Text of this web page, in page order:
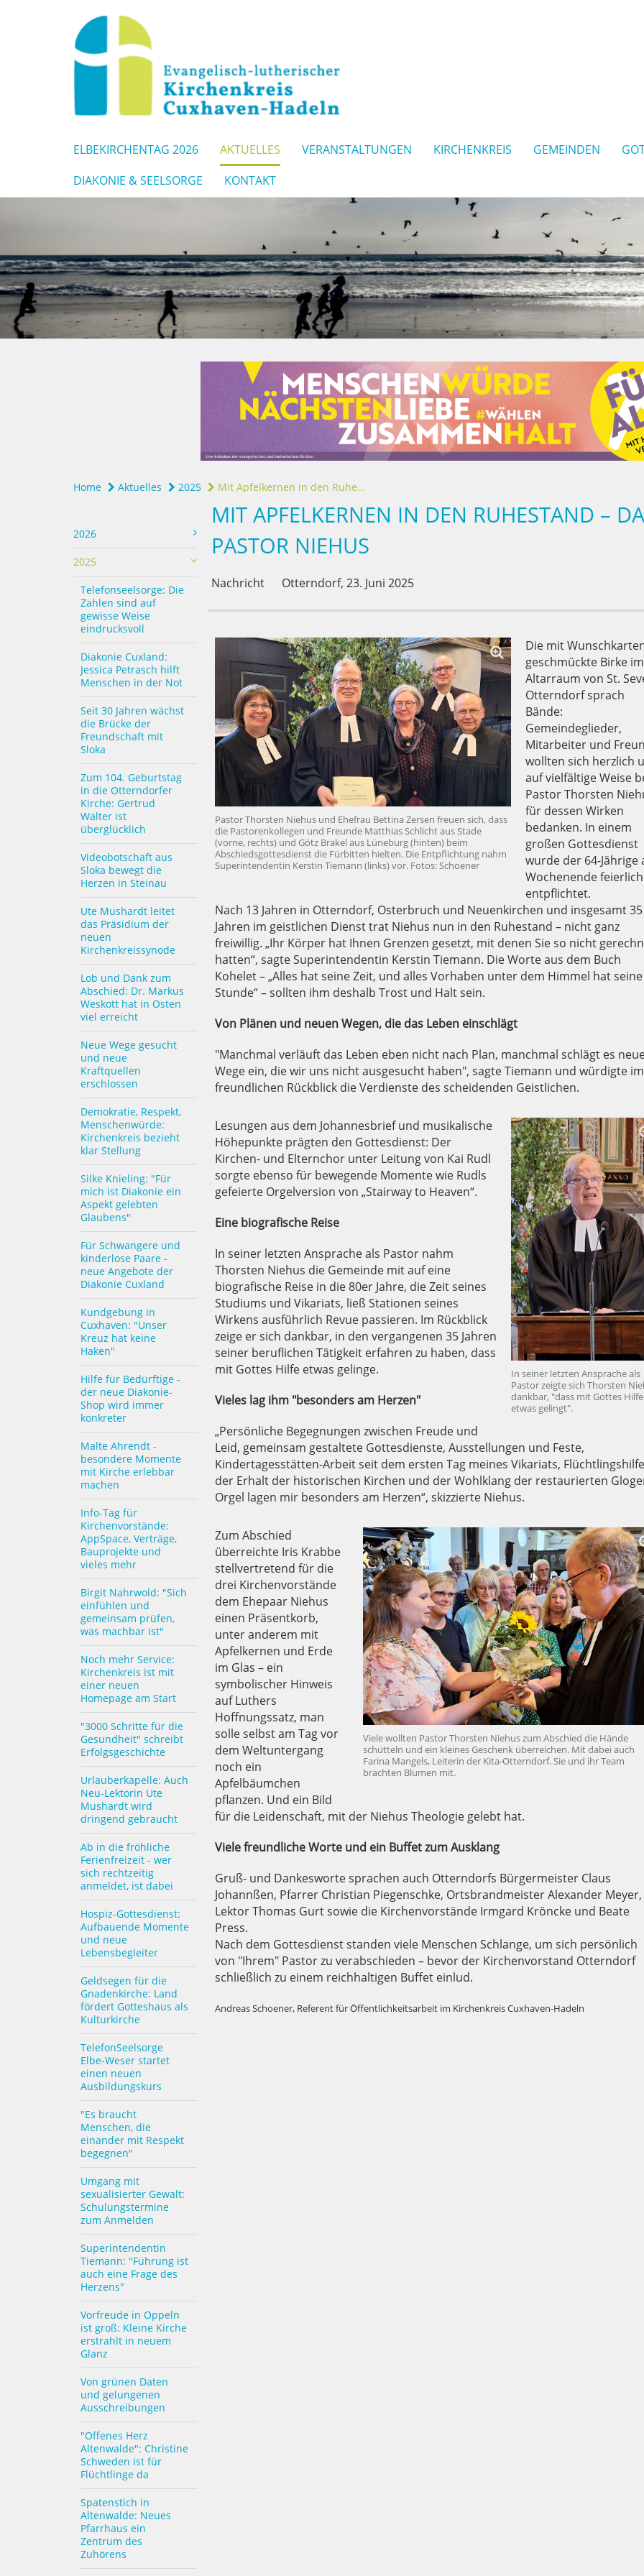
ELBEKIRCHENTAG 2026 AKTUELLES VERANSTALTUNGEN KIRCHENKREIS GEMEINDEN
DIAKONIE & SEELSORGE
KONTAKT
Home Aktuelles 2025 Mit Apfelkernen in den Ruhe...
2026
2025
Telefonseelsorge: Die
Zahlen sind auf
gewisse Weise
eindrucksvoll
Diakonie Cuxland:
Jessica Petrasch hilft
Menschen in der Not
Seit 30 Jahren wächst
die Brücke der
Freundschaft mit
Sloka
Zum 104. Geburtstag
in die Otterndorfer
Kirche: Gertrud
Walter ist
überglücklich
Videobotschaft aus
Sloka bewegt die
Herzen in Steinau
Ute Mushardt leitet
das Präsidium der
neuen
Kirchenkreissynode
Lob und Dank zum
Abschied: Dr. Markus
Weskott hat in Osten
viel erreicht
Neue Wege gesucht
und neue
Kraftquellen
erschlossen
Demokratie, Respekt,
Menschenwürde:
Kirchenkreis bezieht
klar Stellung
Silke Knieling: "Für
mich ist Diakonie ein
Aspekt gelebten
Glaubens"
Für Schwangere und
kinderlose Paare -
neue Angebote der
Diakonie Cuxland
Kundgebung in
Cuxhaven: "Unser
Kreuz hat keine
Haken"
Hilfe für Bedürftige -
der neue Diakonie-
Shop wird immer
konkreter
Malte Ahrendt -
besondere Momente
mit Kirche erlebbar
machen
Info-Tag für
Kirchenvorstände:
AppSpace, Verträge,
Bauprojekte und
vieles mehr
Birgit Nahrwold: "Sich
einfühlen und
gemeinsam prüfen,
was machbar ist"
Noch mehr Service:
Kirchenkreis ist mit
einer neuen
Homepage am Start
"3000 Schritte für die
Gesundheit" schreibt
Erfolgsgeschichte
Urlauberkapelle: Auch
Neu-Lektorin Ute
Mushardt wird
dringend gebraucht
Ab in die fröhliche
Ferienfreizeit - wer
sich rechtzeitig
anmeldet, ist dabei
Hospiz-Gottesdienst:
Aufbauende Momente
und neue
Lebensbegleiter
Geldsegen für die
Gnadenkirche: Land
fördert Gotteshaus als
Kulturkirche
TelefonSeelsorge
Elbe-Weser startet
einen neuen
Ausbildungskurs
"Es braucht
Menschen, die
einander mit Respekt
begegnen"
Umgang mit
sexualisierter Gewalt:
Schulungstermine
zum Anmelden
Superintendentin
Tiemann: "Führung ist
auch eine Frage des
Herzens"
Vorfreude in Oppeln
ist groß: Kleine Kirche
erstrahlt in neuem
Glanz
Von grünen Daten
und gelungenen
Ausschreibungen
"Offenes Herz
Altenwalde": Christine
Schweden ist für
Flüchtlinge da
Spatenstich in
Altenwalde: Neues
Pfarrhaus ein
Zentrum des
Zuhörens
MIT APFELKERNEN IN DEN RUHESTAND –
PASTOR NIEHUS
Nachricht Otterndorf, 23. Juni 2025
Pastor Thorsten Niehus und Ehefrau Bettina Zersen freuen sich, dass
die Pastorenkollegen und Freunde Matthias Schlicht aus Stade
(vorne, rechts) und Götz Brakel aus Lüneburg (hinten) beim
Abschiedsgottesdienst die Fürbitten hielten. Die Entpflichtung nahm
Superintendentin Kerstin Tiemann (links) vor. Fotos: Schoener
Die mit
geschmückte Birke im
Altarraum von St.
Otterndorf sprach
Bände:
Gemeindeglieder,
Mitarbeiter und
wollten sich herzlich
auf vielfältige Weise
Pastor Thorsten
für dessen Wirken
bedanken. In einem
großen Gottesdienst
wurde der 64-Jährige
Wochenende feierlich
entpflichtet.
Nach 13 Jahren in Otterndorf, Osterbruch und Neuenkirchen und insgesamt 35
Jahren im geistlichen Dienst trat Niehus nun in den Ruhestand – nicht ganz
freiwillig. „Ihr Körper hat Ihnen Grenzen gesetzt, mit denen Sie so nicht
hatten“, sagte Superintendentin Kerstin Tiemann. Die Worte aus dem Buch
Kohelet – „Alles hat seine Zeit, und alles Vorhaben unter dem Himmel hat seine
Stunde“ – sollten ihm deshalb Trost und Halt sein.
Von Plänen und neuen Wegen, die das Leben einschlägt
"Manchmal verläuft das Leben eben nicht nach Plan, manchmal schlägt es
Wege ein, die wir uns nicht ausgesucht haben", sagte Tiemann und würdigte im
freundlichen Rückblick die Verdienste des scheidenden Geistlichen.
In seiner letzten Ansprache als
Pastor zeigte sich Thorsten
dankbar, "dass mit Gottes Hilfe
etwas gelingt".
Lesungen aus dem Johannesbrief und musikalische
Höhepunkte prägten den Gottesdienst: Der
Kirchen- und Elternchor unter Leitung von Kai Rudl
sorgte ebenso für bewegende Momente wie Rudls
gefeierte Orgelversion von „Stairway to Heaven“.
Eine biografische Reise
In seiner letzten Ansprache als Pastor nahm
Thorsten Niehus die Gemeinde mit auf eine
biografische Reise in die 80er Jahre, die Zeit seines
Studiums und Vikariats, ließ Stationen seines
Wirkens ausführlich Revue passieren. Im Rückblick
zeige er sich dankbar, in den vergangenen 35 Jahren
seiner beruflichen Tätigkeit erfahren zu haben, dass
mit Gottes Hilfe etwas gelinge.
Vieles lag ihm "besonders am Herzen"
„Persönliche Begegnungen zwischen Freude und
Leid, gemeinsam gestaltete Gottesdienste, Ausstellungen und Feste,
Kindertagesstätten-Arbeit seit dem ersten Tag meines Vikariats,
der Erhalt der historischen Kirchen und der Wohlklang der restaurierten
Orgel lagen mir besonders am Herzen“, skizzierte Niehus.
Viele wollten Pastor Thorsten Niehus zum Abschied die Hände
schütteln und ein kleines Geschenk überreichen. Mit dabei auch
Farina Mangels, Leiterin der Kita-Otterndorf. Sie und ihr Team
brachten Blumen mit.
Zum Abschied
überreichte Iris Krabbe
stellvertretend für die
drei Kirchenvorstände
dem Ehepaar Niehus
einen Präsentkorb,
unter anderem mit
Apfelkernen und Erde
im Glas – ein
symbolischer Hinweis
auf Luthers
Hoffnungssatz, man
solle selbst am Tag vor
dem Weltuntergang
noch ein
Apfelbäumchen
pflanzen. Und ein Bild
für die Leidenschaft, mit der Niehus Theologie gelebt hat.
Viele freundliche Worte und ein Buffet zum Ausklang
Gruß- und Dankesworte sprachen auch Otterndorfs Bürgermeister Claus
Johannßen, Pfarrer Christian Piegenschke, Ortsbrandmeister Alexander Meyer,
Lektor Thomas Gurt sowie die Kirchenvorstände Irmgard Kröncke und Beate
Press.
Nach dem Gottesdienst standen viele Menschen Schlange, um sich persönlich
von "Ihrem" Pastor zu verabschieden – bevor der Kirchenvorstand Otterndorf
schließlich zu einem reichhaltigen Buffet einlud.
Andreas Schoener, Referent für Öffentlichkeitsarbeit im Kirchenkreis Cuxhaven-Hadeln